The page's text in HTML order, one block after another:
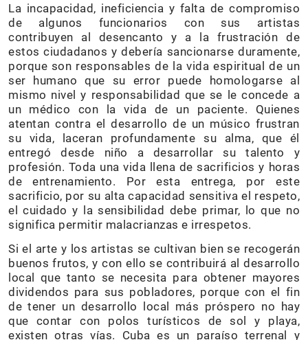
La incapacidad, ineficiencia y falta de compromiso
de algunos funcionarios con sus artistas
contribuyen al desencanto y a la frustración de
estos ciudadanos y debería sancionarse duramente,
porque son responsables de la vida espiritual de un
ser humano que su error puede homologarse al
mismo nivel y responsabilidad que se le concede a
un médico con la vida de un paciente. Quienes
atentan contra el desarrollo de un músico frustran
su vida, laceran profundamente su alma, que él
entregó desde niño a desarrollar su talento y
profesión. Toda una vida llena de sacrificios y horas
de entrenamiento. Por esta entrega, por este
sacrificio, por su alta capacidad sensitiva el respeto,
el cuidado y la sensibilidad debe primar, lo que no
significa permitir malacrianzas e irrespetos.
Si el arte y los artistas se cultivan bien se recogerán
buenos frutos, y con ello se contribuirá al desarrollo
local que tanto se necesita para obtener mayores
dividendos para sus pobladores, porque con el fin
de tener un desarrollo local más próspero no hay
que contar con polos turísticos de sol y playa,
existen otras vías. Cuba es un paraíso terrenal y